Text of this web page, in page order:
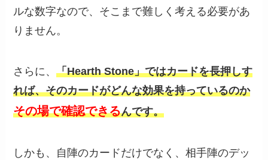
ルな数字なので、そこまで難しく考える必要があ
りません。
さらに、「Hearth Stone」ではカードを長押しす
れば、そのカードがどんな効果を持っているのか
その場で確認できるんです。
しかも、自陣のカードだけでなく、相手陣のデッ